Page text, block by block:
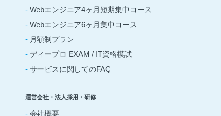
- Webエンジニア4ヶ月短期集中コース
- Webエンジニア6ヶ月集中コース
- 月額制プラン
- ディープロ EXAM / IT資格模試
- サービスに関してのFAQ
運営会社・法人採用・研修
- 会社概要